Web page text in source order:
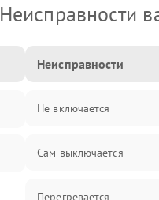
Неисправности
Неисправности
Не включается
Сам выключается
Перегревается